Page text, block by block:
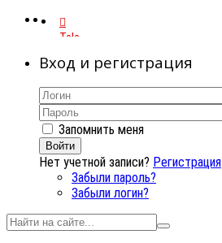
Telegram
Вход и регистрация
Запомнить меня
Войти
Нет учетной записи? Регистрация
Забыли пароль?
Забыли логин?